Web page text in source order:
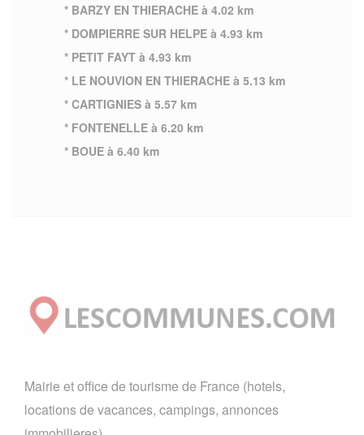
* BARZY EN THIERACHE à 4.02 km
* DOMPIERRE SUR HELPE à 4.93 km
* PETIT FAYT à 4.93 km
* LE NOUVION EN THIERACHE à 5.13 km
* CARTIGNIES à 5.57 km
* FONTENELLE à 6.20 km
* BOUE à 6.40 km
Mairie et office de tourisme de France (hotels,
locations de vacances, campings, annonces